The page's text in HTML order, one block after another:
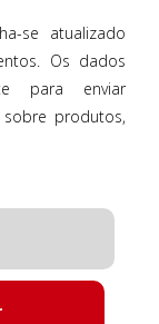
se atualizado
Os dados
para enviar
produtos,